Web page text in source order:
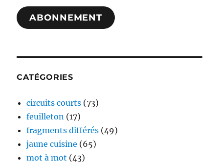
mail
ABONNEMENT
CATÉGORIES
circuits courts (73)
feuilleton (17)
fragments différés (49)
jaune cuisine (65)
mot à mot (43)